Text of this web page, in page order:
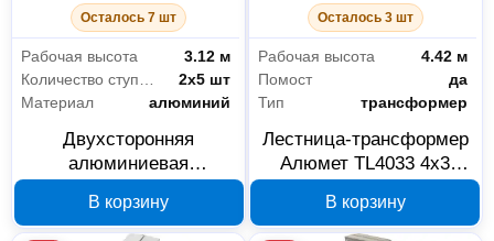
Осталось 7 шт
Рабочая высота
3.12 м
Количество ступеней
2х5 шт
Материал
алюминий
Двухсторонняя
алюминиевая
AD7205
В корзину
Осталось 3 шт
Рабочая высота
4.42 м
Помост
да
Тип
трансформер
Лестница-трансформер
Алюмет TL4033 4х3
В корзину